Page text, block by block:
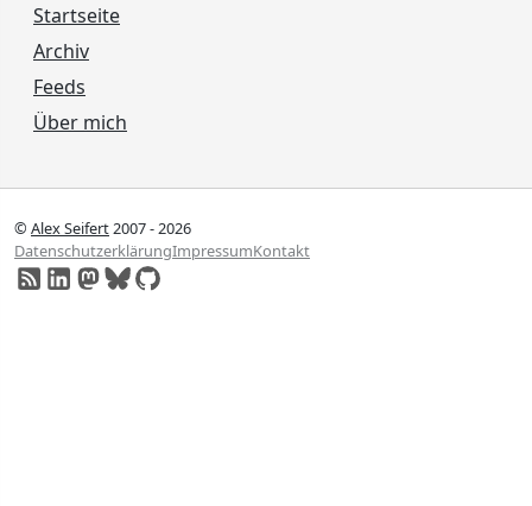
Startseite
Archiv
Feeds
Über mich
© Alex Seifert2007 - 2026
DatenschutzerklärungImpressumKontakt